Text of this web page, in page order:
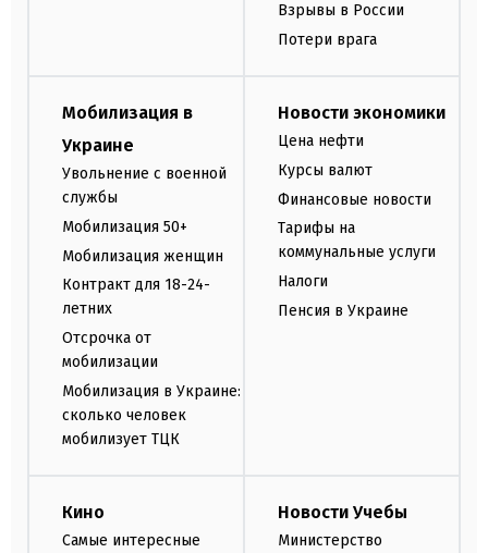
Взрывы в России
Потери врага
Мобилизация в
Украине
Увольнение с военной
службы
Мобилизация 50+
Мобилизация женщин
Контракт для 18-24-
летних
Отсрочка от
мобилизации
Мобилизация в Украине:
сколько человек
мобилизует ТЦК
Новости экономики
Цена нефти
Курсы валют
Финансовые новости
Тарифы на
коммунальные услуги
Налоги
Пенсия в Украине
Кино
Самые интересные
Новости Учебы
Министерство